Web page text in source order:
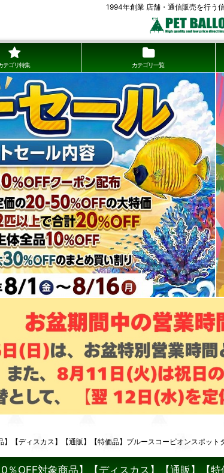
1994年創業 店舗・通信販売を行う
テゴリ特集 カテゴリ一覧
】【ディスカス】【通販】【特価品】ブルースコーピオンスポッ
％OFF対象商品】【ディスカス】【通販】